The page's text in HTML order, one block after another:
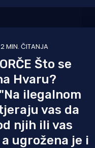
2 MIN. ČITANJA
Što se
Hvaru?
ilegalnom
vas da
njih ili vas
ugrožena je i